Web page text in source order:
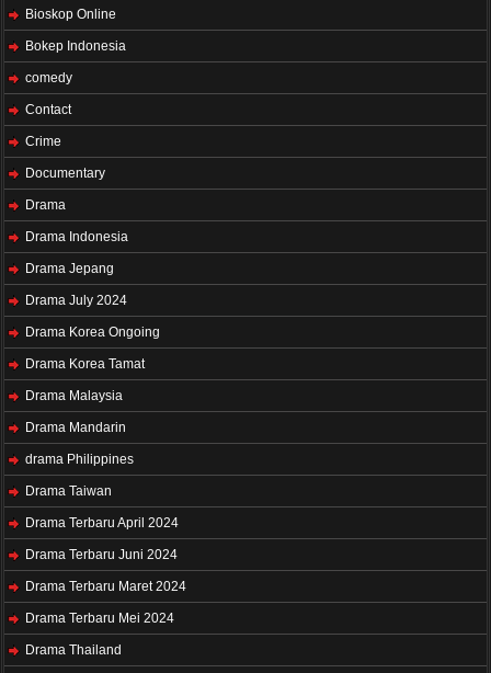
Bioskop Online
Bokep Indonesia
comedy
Contact
Crime
Documentary
Drama
Drama Indonesia
Drama Jepang
Drama July 2024
Drama Korea Ongoing
Drama Korea Tamat
Drama Malaysia
Drama Mandarin
drama Philippines
Drama Taiwan
Drama Terbaru April 2024
Drama Terbaru Juni 2024
Drama Terbaru Maret 2024
Drama Terbaru Mei 2024
Drama Thailand